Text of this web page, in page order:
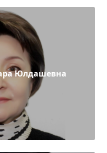
Юлдашевна